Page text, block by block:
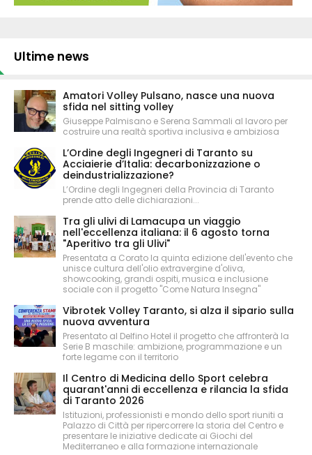
Ultime news
Amatori Volley Pulsano, nasce una nuova
sfida nel sitting volley
Giuseppe Palmisano e Serena Sammali al lavoro per
costruire una realtà sportiva inclusiva e ambiziosa
L’Ordine degli Ingegneri di Taranto su
Acciaierie d’Italia: decarbonizzazione o
deindustrializzazione?
L’Ordine degli Ingegneri della Provincia di Taranto
prende atto delle dichiarazioni...
Tra gli ulivi di Lamacupa un viaggio
nell'eccellenza italiana: il 6 agosto torna
"Aperitivo tra gli Ulivi"
Presentata a Corato la quinta edizione dell'evento che
unisce cultura dell'olio extravergine d'oliva,
showcooking, grandi ospiti, musica e inclusione
sociale con il progetto "Come Natura Insegna"
Vibrotek Volley Taranto, si alza il sipario sulla
nuova avventura
Presentato al Delfino Hotel il progetto che affronterà la
Serie B maschile: ambizione, programmazione e un
forte legame con il territorio
Il Centro di Medicina dello Sport celebra
quarant'anni di eccellenza e rilancia la sfida
di Taranto 2026
Istituzioni, professionisti e mondo dello sport riuniti a
Palazzo di Città per ripercorrere la storia del Centro e
presentare le iniziative dedicate ai Giochi del
Mediterraneo e alla formazione internazionale